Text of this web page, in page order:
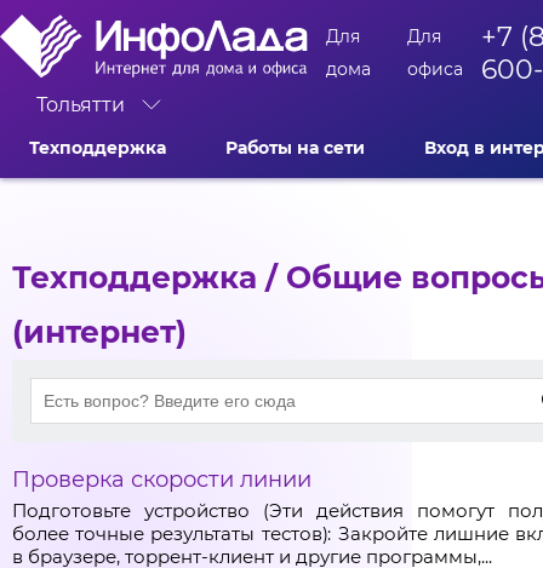
Тольятти
Для
дома
Для
офиса
+7
Техподдержка Работы на сети Вход в
Техподдержка / Общие
(интернет)
Проверка скорости линии
Подготовьте устройство (Эти действия помогут
более точные результаты тестов): Закройте лишние
в браузере, торрент-клиент и другие программы,...